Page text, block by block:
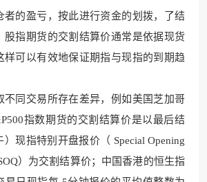
者的盈亏，按此进行资金的划拨，了结
股指期货的交割结算价通常是依据现货
样可以有效地保证期指与现指的到期趋
不同交易所存在差异，例如美国芝加哥
指数期货的交割结算价是以最后结
现指特别开盘报价（ Special Opening
）为交割结算价；中国香港的恒生指